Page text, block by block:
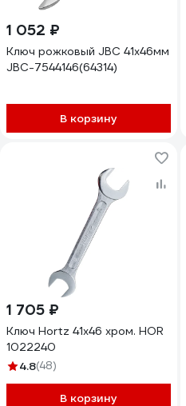
1 052 ₽
Ключ рожковый JBC 41х46мм
JBC-7544146(64314)
В корзину
1 705 ₽
Ключ Hortz 41x46 хром. HOR
1022240
4.8(48)
В корзину